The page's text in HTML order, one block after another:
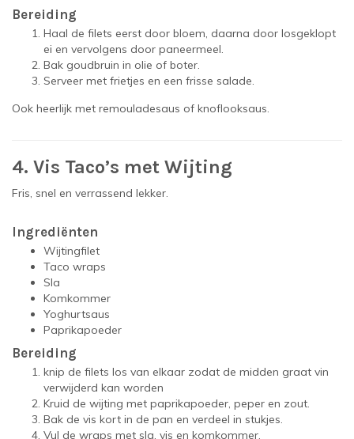
Bereiding
Haal de filets eerst door bloem, daarna door losgeklopt
ei en vervolgens door paneermeel.
Bak goudbruin in olie of boter.
Serveer met frietjes en een frisse salade.
Ook heerlijk met remouladesaus of knoflooksaus.
4. Vis Taco’s met Wijting
Fris, snel en verrassend lekker.
Ingrediënten
Wijtingfilet
Taco wraps
Sla
Komkommer
Yoghurtsaus
Paprikapoeder
Bereiding
knip de filets los van elkaar zodat de midden graat vin
verwijderd kan worden
Kruid de wijting met paprikapoeder, peper en zout.
Bak de vis kort in de pan en verdeel in stukjes.
Vul de wraps met sla, vis en komkommer.